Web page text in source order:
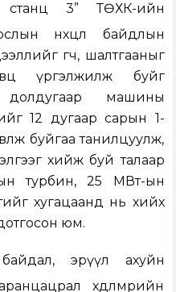
станц 3” ТӨХК-ийн
нөхцөл байдлын
өгч, шалтгааныг
үргэлжилж буйг
долдугаар машины
12 дугаар сарын 1-
буйгаа танилцуулж,
хийж буй талаар
турбин, 25 МВт-ын
хугацаанд нь хийх
юм.
байдал, эрүүл ахуйн
хөдөлмөрийн